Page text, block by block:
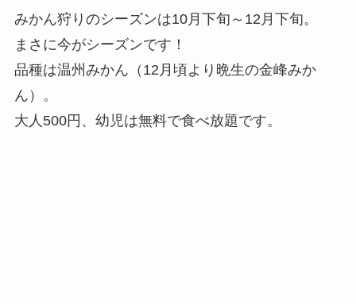
みかん狩りのシーズンは10月下旬～12月下旬。
まさに今がシーズンです！
品種は温州みかん（12月頃より晩生の金峰みか
ん）。
大人500円、幼児は無料で食べ放題です。